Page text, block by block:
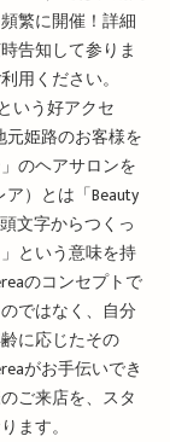
繁に開催！詳細
告知して参りま
用ください。
いう好アクセ
元姫路のお客様を
のヘアサロンを
）とは「Beauty
文字からつくっ
という意味を持
のコンセプトで
ではなく、自分
に応じたその
がお手伝いでき
ご来店を、スタ
ます。